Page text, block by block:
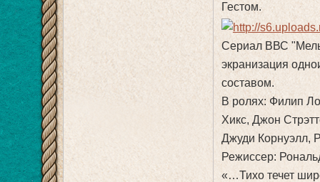
Гестом.
Сериал ВВС
экранизация
составом.
В ролях: Филип
Хикс, Джон
Джуди Корнуэлл,
Режиссер:
«…Тихо течет